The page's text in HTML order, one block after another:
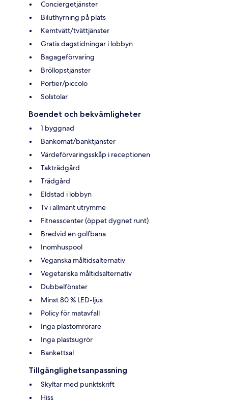
Conciergetjänster
Biluthyrning på plats
Kemtvätt/tvättjänster
Gratis dagstidningar i lobbyn
Bagageförvaring
Bröllopstjänster
Portier/piccolo
Solstolar
Boendet och bekvämligheter
1 byggnad
Bankomat/banktjänster
Värdeförvaringsskåp i receptionen
Takträdgård
Trädgård
Eldstad i lobbyn
Tv i allmänt utrymme
Fitnesscenter (öppet dygnet runt)
Bredvid en golfbana
Inomhuspool
Veganska måltidsalternativ
Vegetariska måltidsalternativ
Dubbelfönster
Minst 80 % LED-ljus
Policy för matavfall
Inga plastomrörare
Inga plastsugrör
Bankettsal
Tillgänglighetsanpassning
Skyltar med punktskrift
Hiss